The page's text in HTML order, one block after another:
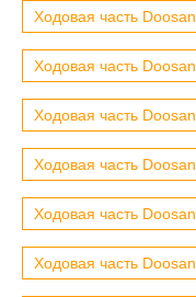
Ходовая часть
Ходовая часть
Ходовая часть
Ходовая часть
Ходовая часть
Ходовая часть